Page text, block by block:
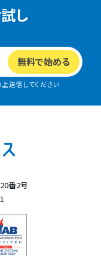
し
送信してください
番2号